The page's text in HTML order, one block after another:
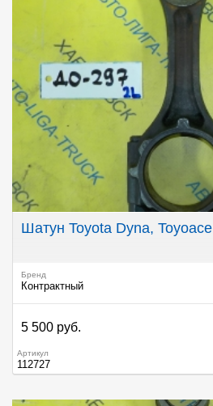
Шатун Toyota Dyna, Toyoace
Бренд
Контрактный
5 500 руб.
Артикул
112727